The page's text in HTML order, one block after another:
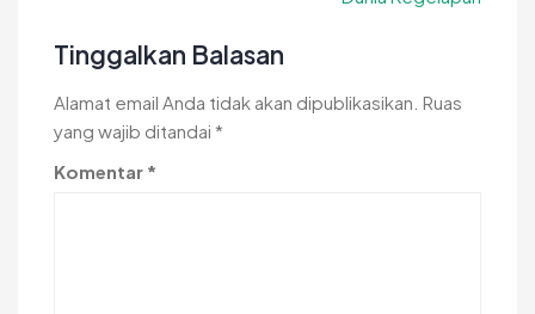
Tinggalkan Balasan
Alamat email Anda tidak akan dipublikasikan. Ruas
yang wajib ditandai *
Komentar *